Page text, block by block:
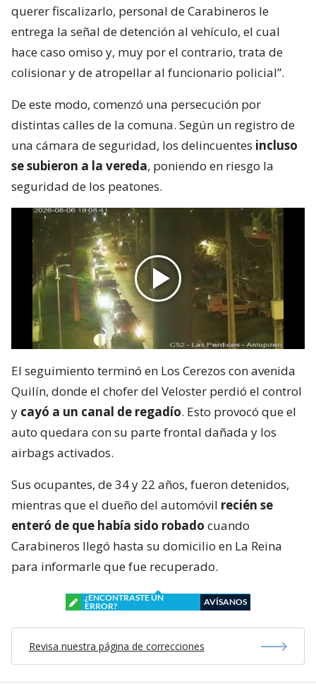
querer fiscalizarlo, personal de Carabineros le
entrega la señal de detención al vehículo, el cual
hace caso omiso y, muy por el contrario, trata de
colisionar y de atropellar al funcionario policial”.
De este modo, comenzó una persecución por
distintas calles de la comuna. Según un registro de
una cámara de seguridad, los delincuentes incluso
se subieron a la vereda, poniendo en riesgo la
seguridad de los peatones.
El seguimiento terminó en Los Cerezos con avenida
Quilín, donde el chofer del Veloster perdió el control
y cayó a un canal de regadío. Esto provocó que el
auto quedara con su parte frontal dañada y los
airbags activados.
Sus ocupantes, de 34 y 22 años, fueron detenidos,
mientras que el dueño del automóvil recién se
enteró de que había sido robado cuando
Carabineros llegó hasta su domicilio en La Reina
para informarle que fue recuperado.
¿ENCONTRASTE UN
ERROR?
AVÍSANOS
Revisa nuestra página de correcciones